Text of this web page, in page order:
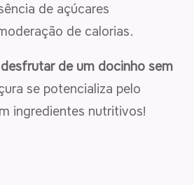
de açúcares
de calorias.
de um docinho sem
se potencializa pelo
ingredientes nutritivos!